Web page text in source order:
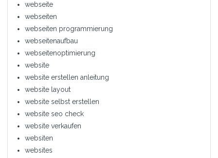
webseite
webseiten
webseiten programmierung
webseitenaufbau
webseitenoptimierung
website
website erstellen anleitung
website layout
website selbst erstellen
website seo check
website verkaufen
websiten
websites